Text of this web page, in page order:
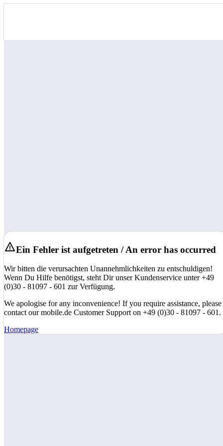
Ein Fehler ist aufgetreten / An error has occurred
Wir bitten die verursachten Unannehmlichkeiten zu entschuldigen!
Wenn Du Hilfe benötigst, steht Dir unser Kundenservice unter +49
(0)30 - 81097 - 601 zur Verfügung.
We apologise for any inconvenience! If you require assistance, please
contact our mobile.de Customer Support on +49 (0)30 - 81097 - 601.
Homepage